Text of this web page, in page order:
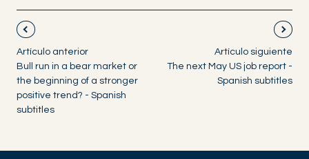
Artículo anterior
Bull run in a bear market or
the beginning of a stronger
positive trend? - Spanish
subtitles
Artículo siguiente
The next May US job report -
Spanish subtitles